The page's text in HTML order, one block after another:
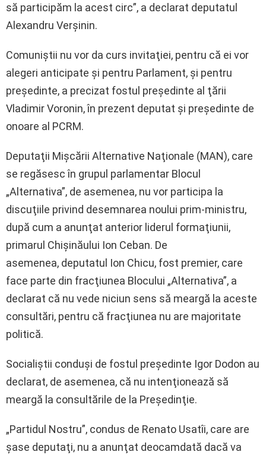
să participăm la acest circ”, a declarat deputatul
Alexandru Verşinin.
Comuniştii nu vor da curs invitaţiei, pentru că ei vor
alegeri anticipate şi pentru Parlament, şi pentru
preşedinte, a precizat fostul preşedinte al ţării
Vladimir Voronin, în prezent deputat şi preşedinte de
onoare al PCRM.
Deputaţii Mişcării Alternative Naţionale (MAN), care
se regăsesc în grupul parlamentar Blocul
„Alternativa”, de asemenea, nu vor participa la
discuţiile privind desemnarea noului prim-ministru,
după cum a anunţat anterior liderul formaţiunii,
primarul Chişinăului Ion Ceban. De
asemenea, deputatul Ion Chicu, fost premier, care
face parte din fracţiunea Blocului „Alternativa”, a
declarat că nu vede niciun sens să meargă la aceste
consultări, pentru că fracţiunea nu are majoritate
politică.
Socialiştii conduşi de fostul preşedinte Igor Dodon au
declarat, de asemenea, că nu intenţionează să
meargă la consultările de la Preşedinţie.
„Partidul Nostru”, condus de Renato Usatîi, care are
şase deputaţi, nu a anunţat deocamdată dacă va